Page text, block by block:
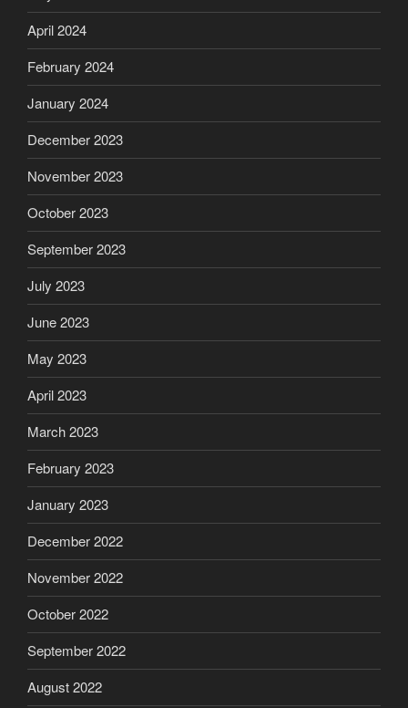
April 2024
February 2024
January 2024
December 2023
November 2023
October 2023
September 2023
July 2023
June 2023
May 2023
April 2023
March 2023
February 2023
January 2023
December 2022
November 2022
October 2022
September 2022
August 2022